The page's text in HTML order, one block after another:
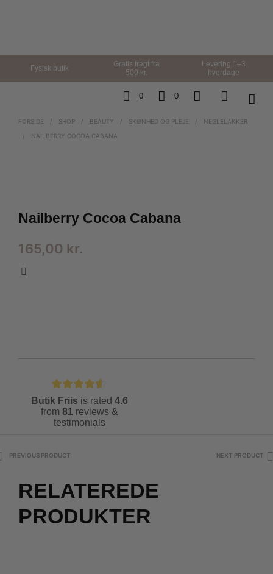
Fysisk butik
Gratis fragt fra
500 kr.
Levering 1–3
hverdage
0 0
FORSIDE / SHOP / BEAUTY / SKØNHED OG PLEJE /
NEGLELAKKER
/
NAILBERRY COCOA CABANA
Nailberry Cocoa Cabana
165,00 kr.
Butik Friis is rated 4.6
from 81 reviews &
testimonials
PREVIOUS PRODUCT NEXT PRODUCT
RELATEREDE
PRODUKTER